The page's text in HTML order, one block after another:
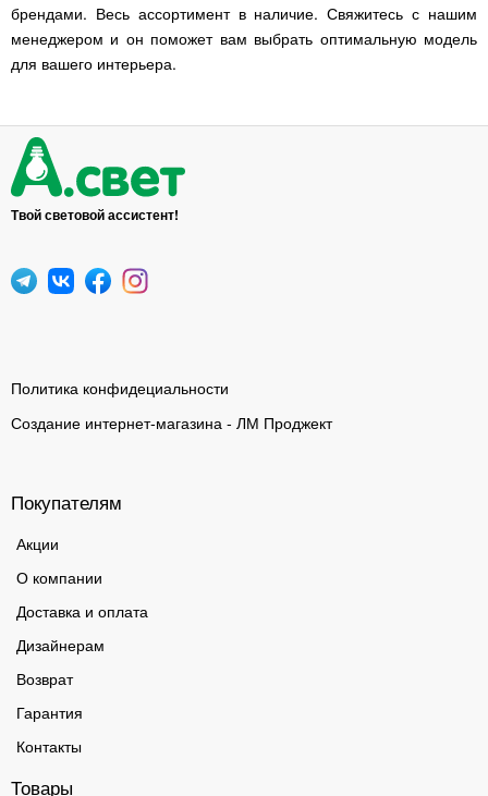
брендами. Весь ассортимент в наличие. Свяжитесь с нашим
менеджером и он поможет вам выбрать оптимальную модель
для вашего интерьера.
Твой световой ассистент!
Политика конфидециальности
Создание интернет-магазина - ЛМ Проджект
Покупателям
Акции
О компании
Доставка и оплата
Дизайнерам
Возврат
Гарантия
Контакты
Товары